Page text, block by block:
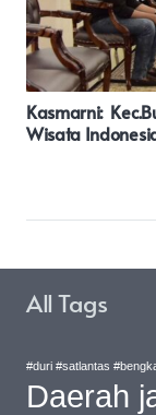
Wujud Empati:
Desa Partina
All Tags
#duri #satlantas
Daerah